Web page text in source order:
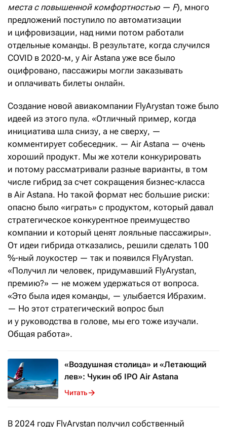
места с повышенной комфортностью — F), много
предложений поступило по автоматизации
и цифровизации, над ними потом работали
отдельные команды. В результате, когда случился
COVID в 2020-м, у Air Astana уже все было
оцифровано, пассажиры могли заказывать
и оплачивать билеты онлайн.
Создание новой авиакомпании FlyArystan тоже было
идеей из этого пула. «Отличный пример, когда
инициатива шла снизу, а не сверху, —
комментирует собеседник. — Air Astana — очень
хороший продукт. Мы же хотели конкурировать
и потому рассматривали разные варианты, в том
числе гибрид за счет сокращения бизнес-класса
в Air Astana. Но такой формат нес большие риски:
опасно было «играть» с продуктом, который давал
стратегическое конкурентное преимущество
компании и который ценят лояльные пассажиры».
От идеи гибрида отказались, решили сделать 100
%-ный лоукостер — так и появился FlyArystan.
«Получил ли человек, придумавший FlyArystan,
премию?» — не можем удержаться от вопроса.
«Это была идея команды, — улыбается Ибрахим.
— Но этот стратегический вопрос был
и у руководства в голове, мы его тоже изучали.
Общая работа».
«Воздушная столица» и «Летающий
лев»: Чукин об IPO Air Astana
Читать
В 2024 году FlyArystan получил собственный